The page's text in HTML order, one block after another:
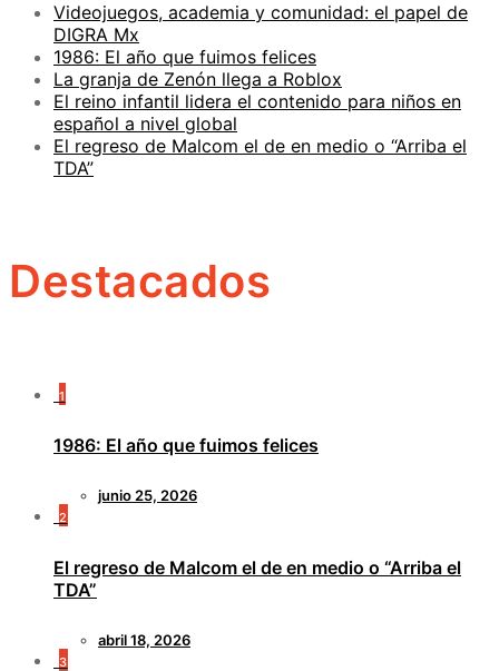
Videojuegos, academia y comunidad: el papel de
DIGRA Mx
1986: El año que fuimos felices
La granja de Zenón llega a Roblox
El reino infantil lidera el contenido para niños en
español a nivel global
El regreso de Malcom el de en medio o “Arriba el
TDA”
Destacados
1
1986: El año que fuimos felices
junio 25, 2026
2
El regreso de Malcom el de en medio o “Arriba el
TDA”
abril 18, 2026
3